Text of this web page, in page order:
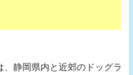
静岡県内と近郊のドッグラ